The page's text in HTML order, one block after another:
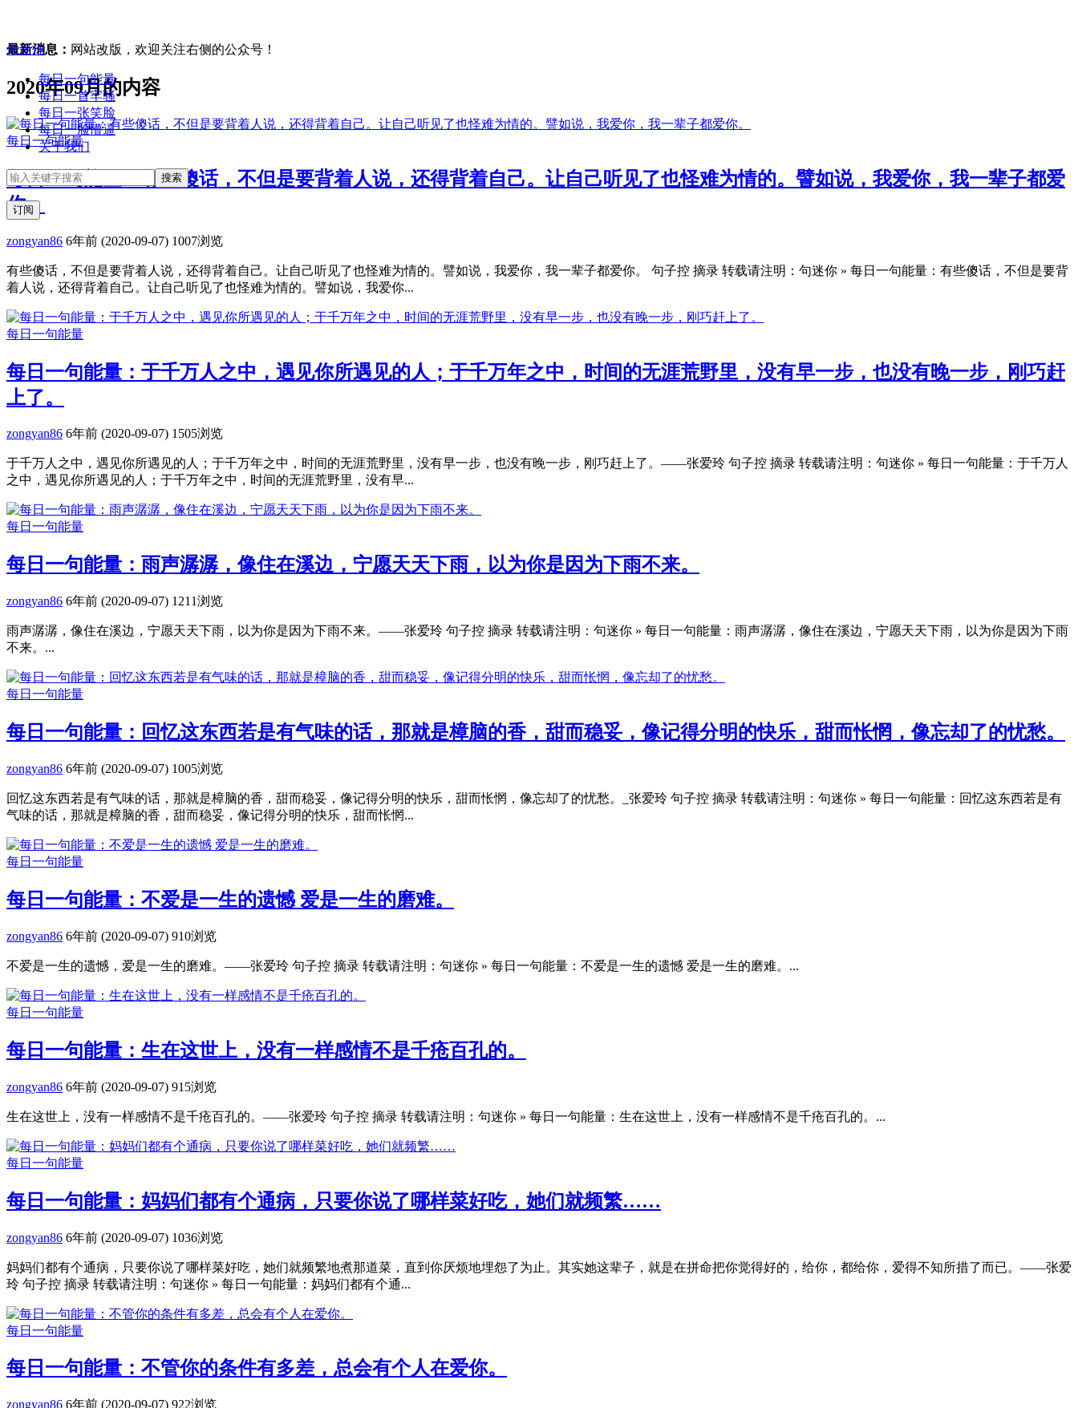
句迷你
每日一句能量
每日一首牢骚
每日一张笑脸
每日一脸懵逼
关于我们
订阅
最新消息： 网站改版，欢迎关注右侧的公众号！
2020年09月的内容
每日一句能量
每日一句能量：有些傻话，不但是要背着人说，还得背着自己。让自己听见了也怪难为情的。譬如说，我爱你，我一辈子都爱
你。
zongyan86 6年前 (2020-09-07) 1007浏览
有些傻话，不但是要背着人说，还得背着自己。让自己听见了也怪难为情的。譬如说，我爱你，我一辈子都爱你。 句子控 摘录 转载请注明：句迷你 » 每日一句能量：有些傻话，不但是要背
着人说，还得背着自己。让自己听见了也怪难为情的。譬如说，我爱你...
每日一句能量
每日一句能量：于千万人之中，遇见你所遇见的人；于千万年之中，时间的无涯荒野里，没有早一步，也没有晚一步，刚巧赶
上了。
zongyan86 6年前 (2020-09-07) 1505浏览
于千万人之中，遇见你所遇见的人；于千万年之中，时间的无涯荒野里，没有早一步，也没有晚一步，刚巧赶上了。——张爱玲 句子控 摘录 转载请注明：句迷你 » 每日一句能量：于千万人
之中，遇见你所遇见的人；于千万年之中，时间的无涯荒野里，没有早...
每日一句能量
每日一句能量：雨声潺潺，像住在溪边，宁愿天天下雨，以为你是因为下雨不来。
zongyan86 6年前 (2020-09-07) 1211浏览
雨声潺潺，像住在溪边，宁愿天天下雨，以为你是因为下雨不来。——张爱玲 句子控 摘录 转载请注明：句迷你 » 每日一句能量：雨声潺潺，像住在溪边，宁愿天天下雨，以为你是因为下雨
不来。...
每日一句能量
每日一句能量：回忆这东西若是有气味的话，那就是樟脑的香，甜而稳妥，像记得分明的快乐，甜而怅惘，像忘却了的忧愁。
zongyan86 6年前 (2020-09-07) 1005浏览
回忆这东西若是有气味的话，那就是樟脑的香，甜而稳妥，像记得分明的快乐，甜而怅惘，像忘却了的忧愁。_张爱玲 句子控 摘录 转载请注明：句迷你 » 每日一句能量：回忆这东西若是有
气味的话，那就是樟脑的香，甜而稳妥，像记得分明的快乐，甜而怅惘...
每日一句能量
每日一句能量：不爱是一生的遗憾 爱是一生的磨难。
zongyan86 6年前 (2020-09-07) 910浏览
不爱是一生的遗憾，爱是一生的磨难。——张爱玲 句子控 摘录 转载请注明：句迷你 » 每日一句能量：不爱是一生的遗憾 爱是一生的磨难。...
每日一句能量
每日一句能量：生在这世上，没有一样感情不是千疮百孔的。
zongyan86 6年前 (2020-09-07) 915浏览
生在这世上，没有一样感情不是千疮百孔的。——张爱玲 句子控 摘录 转载请注明：句迷你 » 每日一句能量：生在这世上，没有一样感情不是千疮百孔的。...
每日一句能量
每日一句能量：妈妈们都有个通病，只要你说了哪样菜好吃，她们就频繁……
zongyan86 6年前 (2020-09-07) 1036浏览
妈妈们都有个通病，只要你说了哪样菜好吃，她们就频繁地煮那道菜，直到你厌烦地埋怨了为止。其实她这辈子，就是在拼命把你觉得好的，给你，都给你，爱得不知所措了而已。——张爱
玲 句子控 摘录 转载请注明：句迷你 » 每日一句能量：妈妈们都有个通...
每日一句能量
每日一句能量：不管你的条件有多差，总会有个人在爱你。
zongyan86 6年前 (2020-09-07) 922浏览